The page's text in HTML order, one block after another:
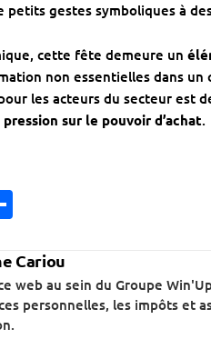
petits gestes symboliques à
cette fête demeure un
non essentielles dans
les acteurs du secteur est
sur le pouvoir d’achat.
Cariou
web au sein du Groupe
personnelles, les impôts et